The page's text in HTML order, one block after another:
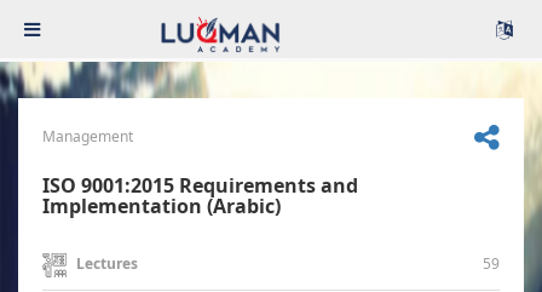
Management
ISO 9001:2015 Requirements and
Implementation (Arabic)
Lectures 59